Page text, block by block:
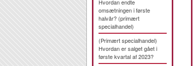
Hvordan endte
omsætningen i første
halvår? (primært
specialhandel)
(Primært specialhandel)
Hvordan er salget gået i
første kvartal af 2023?